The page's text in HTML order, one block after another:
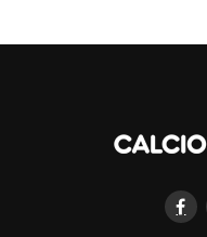
l’errore fatto
90′ abbiamo
più tempo per
«Un fallimento